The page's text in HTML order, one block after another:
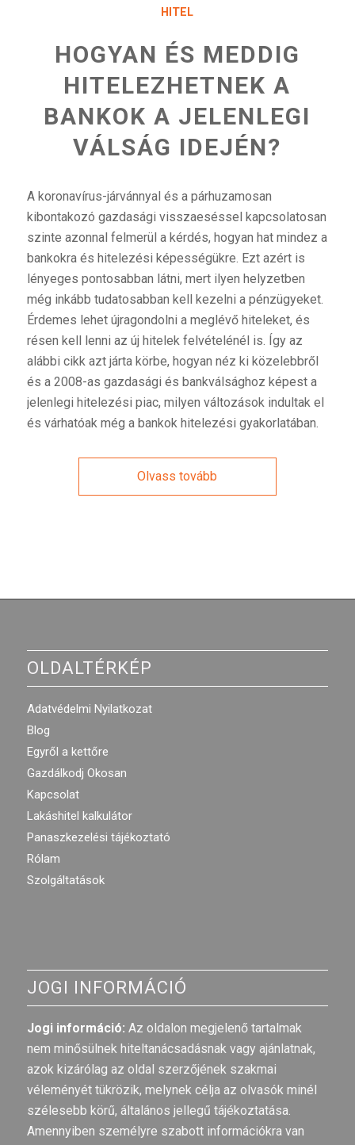
HITEL
HOGYAN ÉS MEDDIG
HITELEZHETNEK A
BANKOK A JELENLEGI
VÁLSÁG IDEJÉN?
A koronavírus-járvánnyal és a párhuzamosan
kibontakozó gazdasági visszaeséssel kapcsolatosan
szinte azonnal felmerül a kérdés, hogyan hat mindez a
bankokra és hitelezési képességükre. Ezt azért is
lényeges pontosabban látni, mert ilyen helyzetben
még inkább tudatosabban kell kezelni a pénzügyeket.
Érdemes lehet újragondolni a meglévő hiteleket, és
résen kell lenni az új hitelek felvételénél is. Így az
alábbi cikk azt járta körbe, hogyan néz ki közelebbről
és a 2008-as gazdasági és bankválsághoz képest a
jelenlegi hitelezési piac, milyen változások indultak el
és várhatóak még a bankok hitelezési gyakorlatában.
Olvass tovább
OLDALTÉRKÉP
Adatvédelmi Nyilatkozat
Blog
Egyről a kettőre
Gazdálkodj Okosan
Kapcsolat
Lakáshitel kalkulátor
Panaszkezelési tájékoztató
Rólam
Szolgáltatások
JOGI INFORMÁCIÓ
Jogi információ: Az oldalon megjelenő tartalmak
nem minősülnek hiteltanácsadásnak vagy ajánlatnak,
azok kizárólag az oldal szerzőjének szakmai
véleményét tükrözik, melynek célja az olvasók minél
szélesebb körű, általános jellegű tájékoztatása.
Amennyiben személyre szabott információkra van